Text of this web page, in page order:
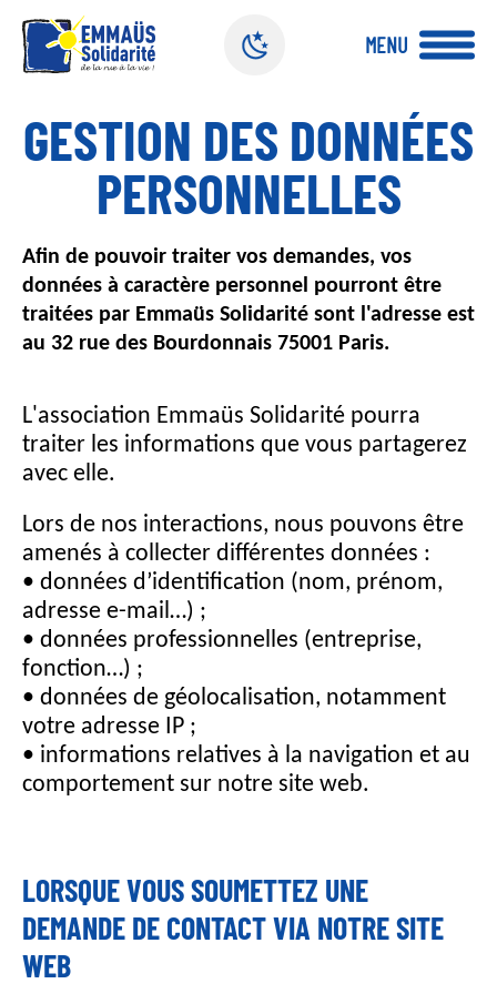
MENU
GESTION DES DONNÉES
PERSONNELLES
Afin de pouvoir traiter vos demandes, vos
données à caractère personnel pourront être
traitées par Emmaüs Solidarité sont l'adresse est
au 32 rue des Bourdonnais 75001 Paris.
L'association Emmaüs Solidarité pourra
traiter les informations que vous partagerez
avec elle.
Lors de nos interactions, nous pouvons être
amenés à collecter différentes données :
• données d’identification (nom, prénom,
adresse e-mail…) ;
• données professionnelles (entreprise,
fonction…) ;
• données de géolocalisation, notamment
votre adresse IP ;
• informations relatives à la navigation et au
comportement sur notre site web.
LORSQUE VOUS SOUMETTEZ UNE
DEMANDE DE CONTACT VIA NOTRE SITE
WEB
Panneau de gestion des cookies